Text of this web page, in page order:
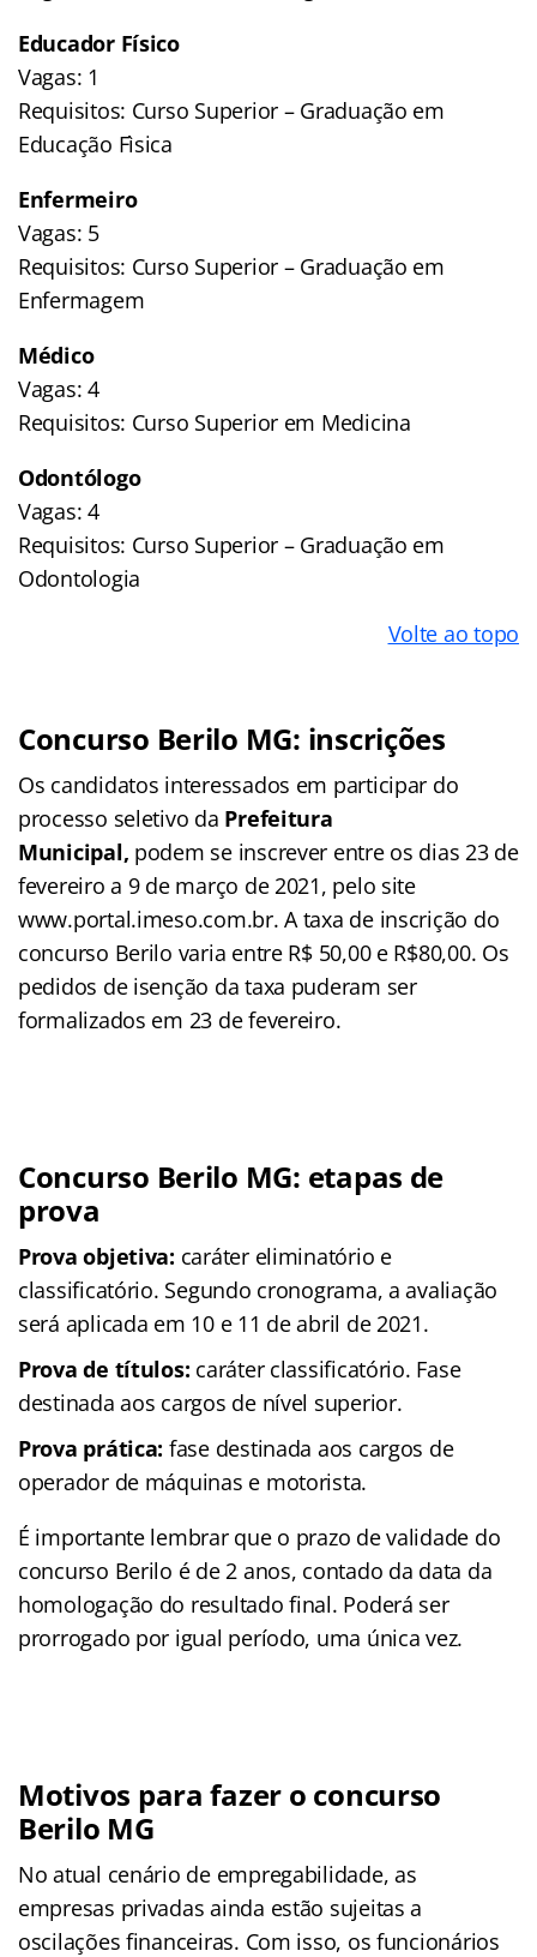
Educador Físico
Vagas: 1
Requisitos: Curso Superior – Graduação em
Educação Fìsica
Enfermeiro
Vagas: 5
Requisitos: Curso Superior – Graduação em
Enfermagem
Médico
Vagas: 4
Requisitos: Curso Superior em Medicina
Odontólogo
Vagas: 4
Requisitos: Curso Superior – Graduação em
Odontologia
Volte ao topo
Concurso Berilo MG: inscrições
Os candidatos interessados em participar do
processo seletivo da Prefeitura
Municipal, podem se inscrever entre os dias 23 de
fevereiro a 9 de março de 2021, pelo site
www.portal.imeso.com.br. A taxa de inscrição do
concurso Berilo varia entre R$ 50,00 e R$80,00. Os
pedidos de isenção da taxa puderam ser
formalizados em 23 de fevereiro.
Concurso Berilo MG: etapas de
prova
Prova objetiva: caráter eliminatório e
classificatório. Segundo cronograma, a avaliação
será aplicada em 10 e 11 de abril de 2021.
Prova de títulos: caráter classificatório. Fase
destinada aos cargos de nível superior.
Prova prática: fase destinada aos cargos de
operador de máquinas e motorista.
É importante lembrar que o prazo de validade do
concurso Berilo é de 2 anos, contado da data da
homologação do resultado final. Poderá ser
prorrogado por igual período, uma única vez.
Motivos para fazer o concurso
Berilo MG
No atual cenário de empregabilidade, as
empresas privadas ainda estão sujeitas a
oscilações financeiras. Com isso, os funcionários